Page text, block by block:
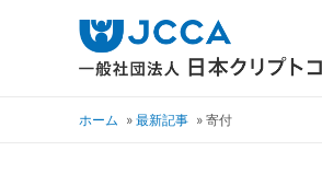
ホーム 最新記事 寄付